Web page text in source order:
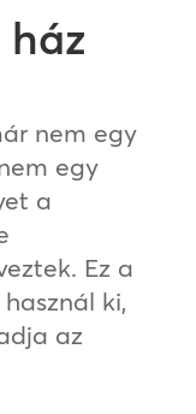
nem egy
egy
a
Ez a
ki,
az